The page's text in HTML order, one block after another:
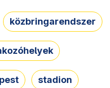
közbringarendszer
stadion